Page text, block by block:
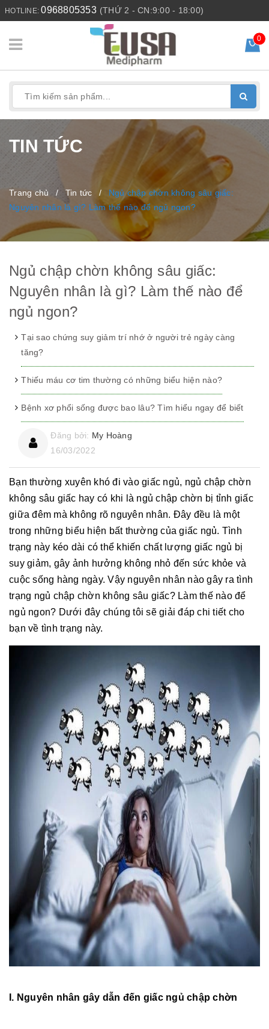
HOTLINE:0968805353 (THỨ 2 - CN:9:00 - 18:00)
0
TIN TỨC
Trang chủ / Tin tức /
Ngủ chập chờn không sâu giấc:
Nguyên nhân là gì? Làm thế nào để ngủ ngon?
Ngủ chập chờn không sâu giấc:
Nguyên nhân là gì? Làm thế nào để
ngủ ngon?
Tại sao chứng suy giảm trí nhớ ở người trẻ ngày càng
tăng?
Thiếu máu cơ tim thường có những biểu hiện nào?
Bệnh xơ phổi sống được bao lâu? Tìm hiểu ngay để biết
Đăng bởi: My Hoàng
16/03/2022
Bạn thường xuyên khó đi vào giấc ngủ, ngủ chập chờn
không sâu giấc hay có khi là ngủ chập chờn bị tỉnh giấc
giữa đêm mà không rõ nguyên nhân. Đây đều là một
trong những biểu hiện bất thường của giấc ngủ. Tình
trạng này kéo dài có thể khiến chất lượng giấc ngủ bị
suy giảm, gây ảnh hưởng không nhỏ đến sức khỏe và
cuộc sống hàng ngày. Vậy nguyên nhân nào gây ra tình
trạng ngủ chập chờn không sâu giấc? Làm thế nào để
ngủ ngon? Dưới đây chúng tôi sẽ giải đáp chi tiết cho
bạn về tình trạng này.
I. Nguyên nhân gây dẫn đến giấc ngủ chập chờn